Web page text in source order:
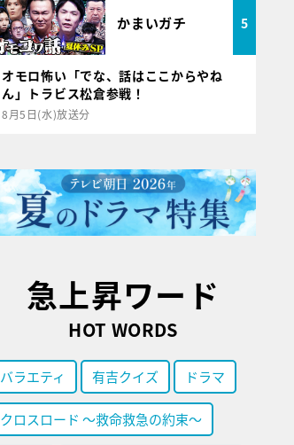
かまいガチ 5
オモロ怖い「でな、話はここからやね
ん」トラビス松倉参戦！
8月5日(水)放送分
急上昇ワード
HOT WORDS
バラエティ 有吉クイズ ドラマ
クロスロード ～救命救急の約束～